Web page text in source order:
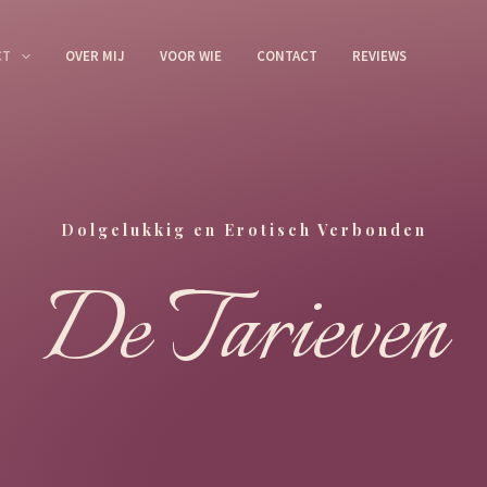
OVER MIJ VOOR WIE CONTACT REVIEWS
Dolgelukkig en Erotisch Verbonden
De Tarieven